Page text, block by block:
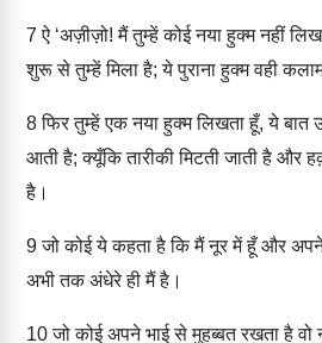
7 ऐ ‘अज़ीज़ो! मैं तुम्हें कोई नया हुक्म नहीं
शुरू से तुम्हें मिला है; ये पुराना हुक्म वही
8फिर तुम्हें एक नया हुक्म लिखता हूँ, ये
आती है; क्यूँकि तारीकी मिटती जाती है और
है।
9जो कोई ये कहता है कि मैं नूर में हूँ और अपने
अभी तक अंधेरे ही मैं है।
10जो कोई अपने भाई से मुहब्बत रखता है वो